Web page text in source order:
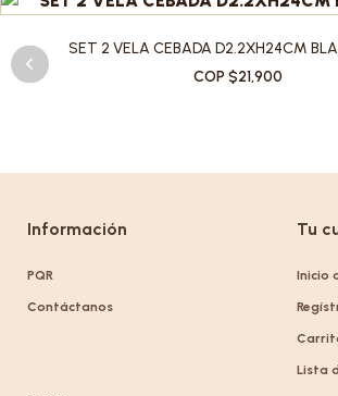
SET 2 VELA CEBADA D2.2XH24CM
COP $21,900
Información
PQR
Contáctanos
Tu
Inicio
Lista